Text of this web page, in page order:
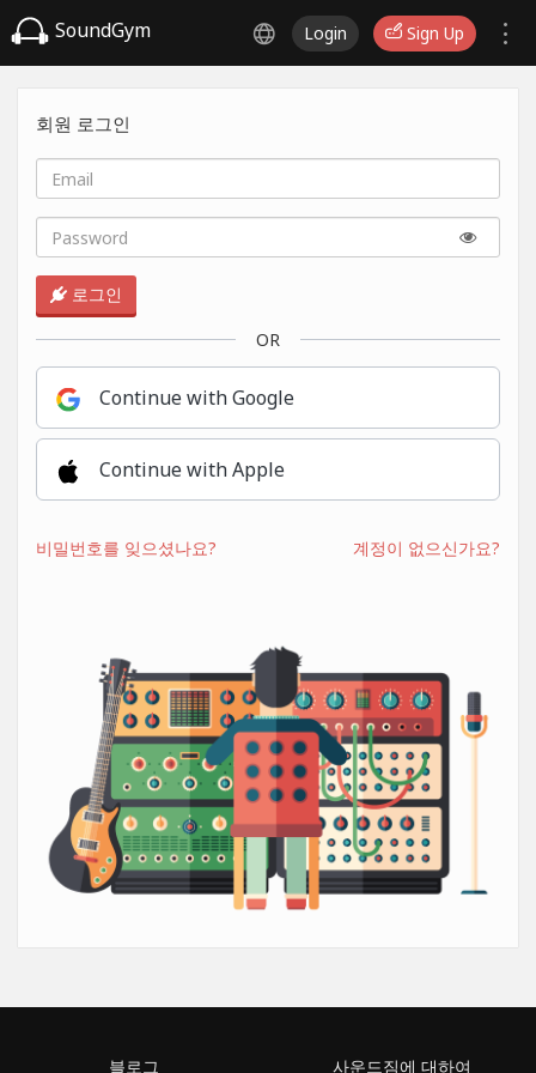
SoundGym Login Sign Up
회원 로그인
로그인
OR
Continue with Google
Continue with Apple
비밀번호를 잊으셨나요? 계정이 없으신가요?
블로그 사운드짐에 대하여